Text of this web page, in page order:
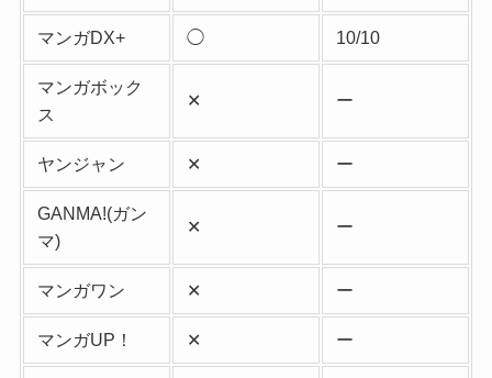
マンガDX+ ◯ 10/10
マンガボック
ス
✕ ー
ヤンジャン ✕ ー
GANMA!(ガン
マ)
✕ ー
マンガワン ✕ ー
マンガUP！ ✕ ー